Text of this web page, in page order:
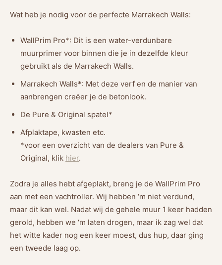
Wat heb je nodig voor de perfecte Marrakech Walls:
WallPrim Pro*: Dit is een water-verdunbare
muurprimer voor binnen die je in dezelfde kleur
gebruikt als de Marrakech Walls.
Marrakech Walls*: Met deze verf en de manier van
aanbrengen creëer je de betonlook.
De Pure & Original spatel*
Afplaktape, kwasten etc.
*voor een overzicht van de dealers van Pure &
Original, klik hier.
Zodra je alles hebt afgeplakt, breng je de WallPrim Pro
aan met een vachtroller. Wij hebben ‘m niet verdund,
maar dit kan wel. Nadat wij de gehele muur 1 keer hadden
gerold, hebben we ‘m laten drogen, maar ik zag wel dat
het witte kader nog een keer moest, dus hup, daar ging
een tweede laag op.